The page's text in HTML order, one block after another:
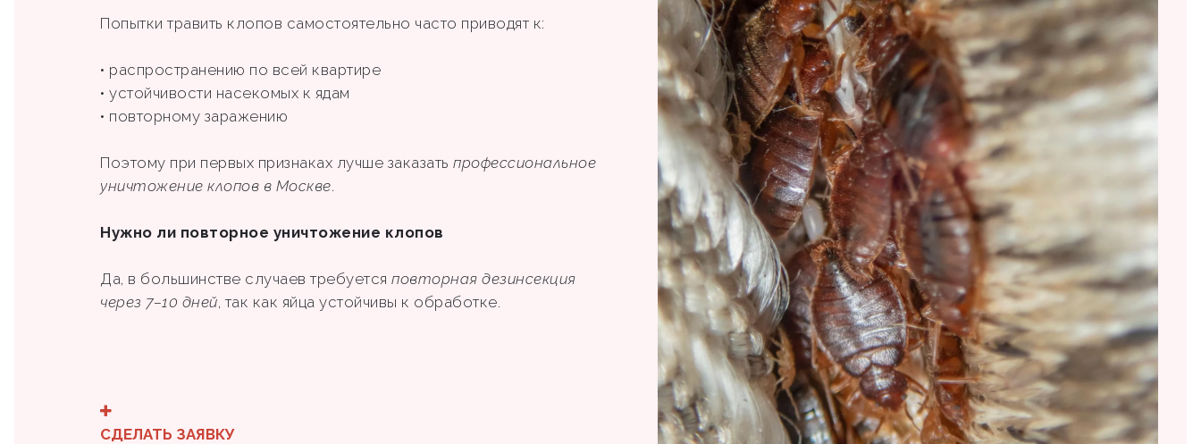
Попытки травить клопов самостоятельно часто приводят к:
• распространению по всей квартире
• устойчивости насекомых к ядам
• повторному заражению
Поэтому при первых признаках лучше заказать профессиональное
уничтожение клопов в Москве.
Нужно ли повторное уничтожение клопов
Да, в большинстве случаев требуется повторная дезинсекция
через 7–10 дней, так как яйца устойчивы к обработке.
СДЕЛАТЬ ЗАЯВКУ